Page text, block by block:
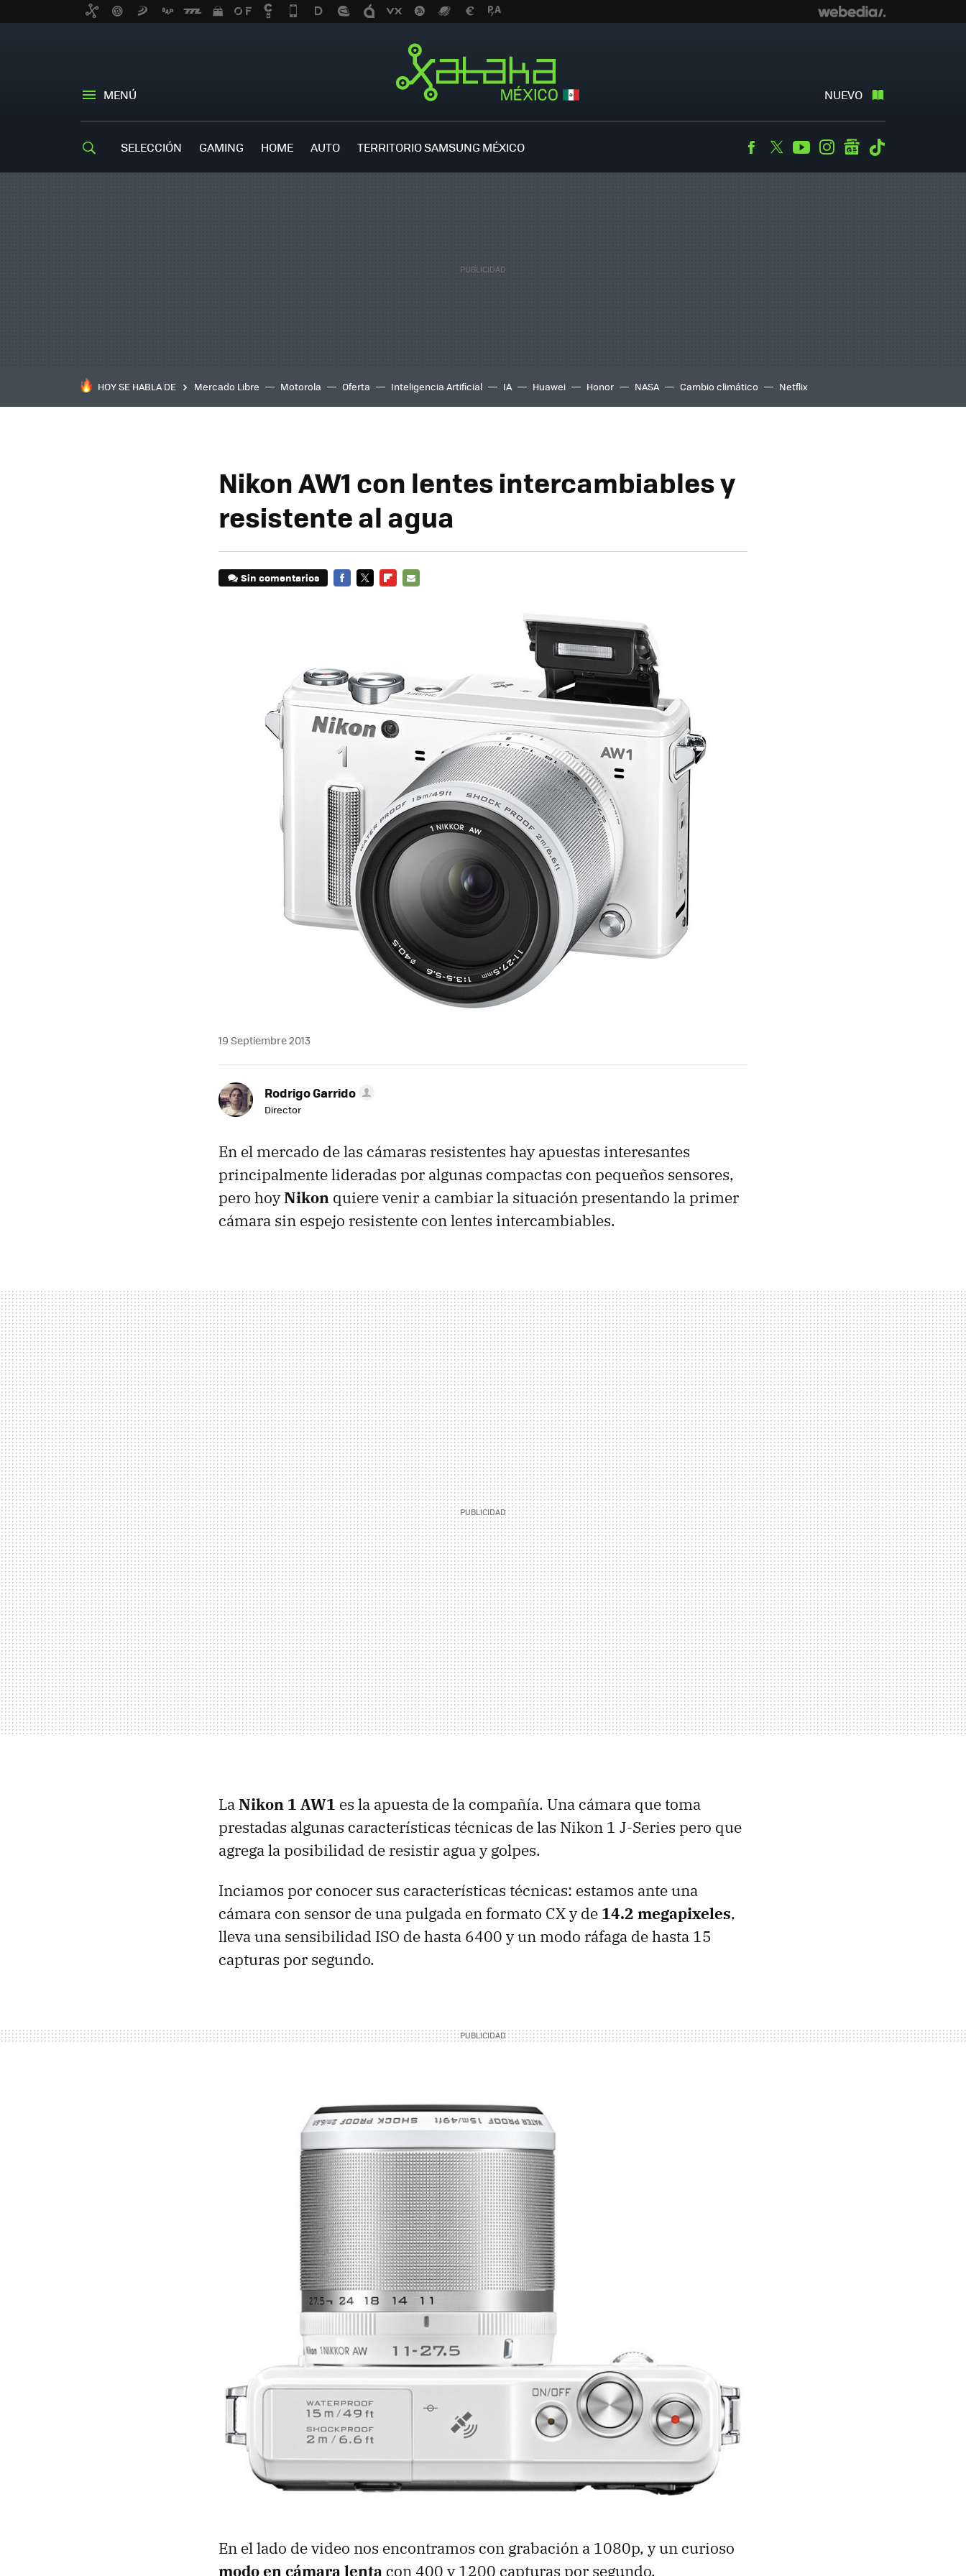
MENÚ NUEVO
SELECCIÓN GAMING HOME AUTO TERRITORIO SAMSUNG MÉXICO Facebook
TwitterYoutubeInstagramgooglenews
HOY SE HABLA DE Mercado Libre Motorola Oferta Inteligencia Artificial IA Huawei Honor NASA Cambio climático Netflix
Nikon AW1 con lentes intercambiables y
resistente al agua
Sin comentarios
19 Septiembre 2013
Rodrigo Garrido
Director
En el mercado de las cámaras resistentes hay apuestas interesantes
principalmente lideradas por algunas compactas con pequeños sensores,
pero hoyNikon quiere venir a cambiar la situación presentando la primer
cámara sin espejo resistente con lentes intercambiables.
LaNikon 1 AW1 es la apuesta de la compañía. Una cámara que toma
prestadas algunas características técnicas de las Nikon 1 J-Series pero que
agrega la posibilidad de resistir agua y golpes.
Inciamos por conocer sus características técnicas: estamos ante una
cámara con sensor de una pulgada en formato CX y de 14.2 megapixeles,
lleva una sensibilidad ISO de hasta 6400 y un modo ráfaga de hasta 15
capturas por segundo.
En el lado de video nos encontramos con grabación a 1080p, y un curioso
modo en cámara lenta con 400 y 1200 capturas por segundo.